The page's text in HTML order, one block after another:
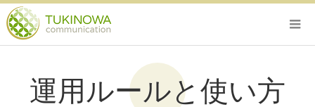
運用ルールと使い方